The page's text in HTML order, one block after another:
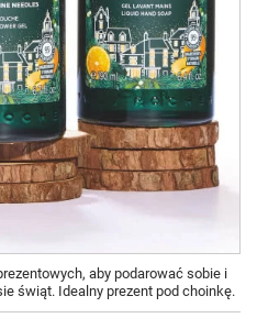
aby podarować sobie i
świąt. Idealny prezent pod choinkę.